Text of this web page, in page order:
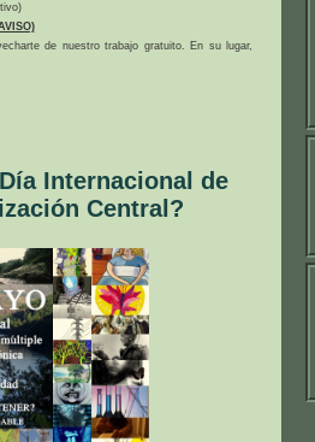
de nuestro trabajo gratuito. En su lugar,
Internacional de
Central?